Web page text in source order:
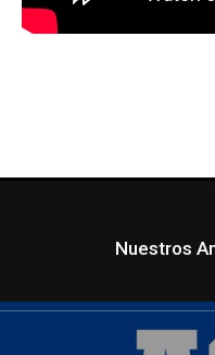
Nuestros